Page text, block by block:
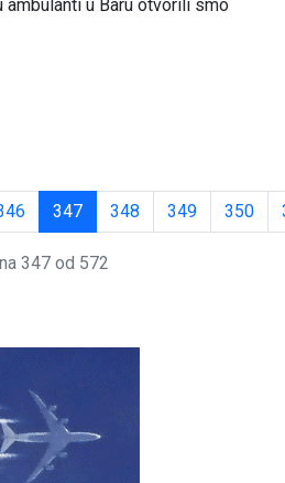
ambulanti u Baru otvorili smo
347 348 349 350
347 od 572